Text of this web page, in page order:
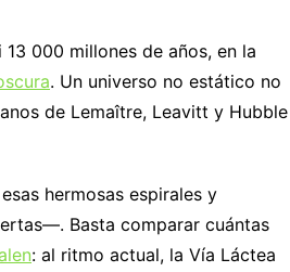
000 millones de años, en la
. Un universo no estático no
de Lemaître, Leavitt y Hubble
hermosas espirales y
Basta comparar cuántas
: al ritmo actual, la Vía Láctea